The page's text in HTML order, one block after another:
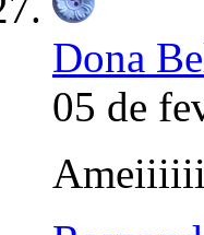
Dona
05 de